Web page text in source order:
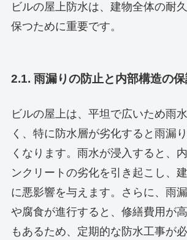
ビルの屋上防水は、建物全体の耐
保つために重要です。
2.1. 雨漏りの防止と内部構造の
ビルの屋上は、平坦で広いため雨
く、特に防水層が劣化すると雨漏
くなります。雨水が浸入すると、
ンクリートの劣化を引き起こし、
に悪影響を与えます。さらに、雨
や腐食が進行すると、修繕費用が
もあるため、定期的な防水工事が